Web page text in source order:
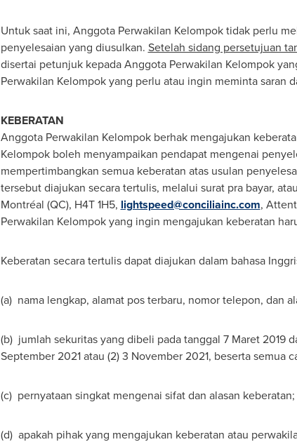
Untuk saat ini, Anggota Perwakilan Kelompok tidak perlu
penyelesaian yang diusulkan. Setelah sidang persetujuan
disertai petunjuk kepada Anggota Perwakilan Kelompok
Perwakilan Kelompok yang perlu atau ingin meminta saran
KEBERATAN
Anggota Perwakilan Kelompok berhak mengajukan
Kelompok boleh menyampaikan pendapat mengenai
mempertimbangkan semua keberatan atas usulan
tersebut diajukan secara tertulis, melalui surat pra bayar,
Montréal (QC), H4T 1H5, lightspeed@conciliainc.com,
Perwakilan Kelompok yang ingin mengajukan keberatan
Keberatan secara tertulis dapat diajukan dalam bahasa
(a) nama lengkap, alamat pos terbaru, nomor telepon, dan
(b) jumlah sekuritas yang dibeli pada tanggal 7 Maret 2019
September 2021atau (2)3 November 2021, beserta semua
(c) pernyataan singkat mengenai sifat dan alasan
(d) apakah pihak yang mengajukan keberatan atau